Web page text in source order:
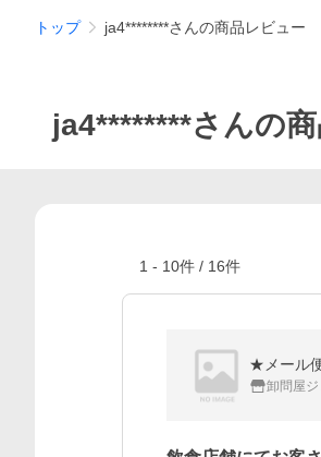
トップ ja4********さんの商品レビュー
ja4********さんの
1 - 10件 / 16件
★メール
卸問屋